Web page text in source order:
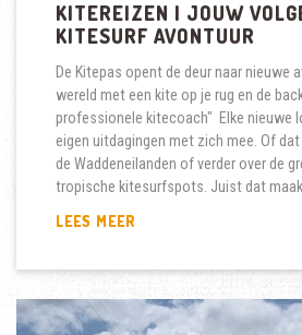
KITEREIZEN | JOUW
KITESURF AVONTUUR
De Kitepas opent de deur naar nieuwe
wereld met een kite op je rug en de
professionele kitecoach" Elke nieuwe
eigen uitdagingen met zich mee. Of
de Waddeneilanden of verder over de
tropische kitesurfspots. Juist dat
LEES MEER
VOLGENDE
KITESURF
AVONTUUR